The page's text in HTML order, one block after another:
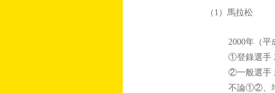
（1）馬拉松
2000年（平
①登錄選手
②一般選手
不論①②、